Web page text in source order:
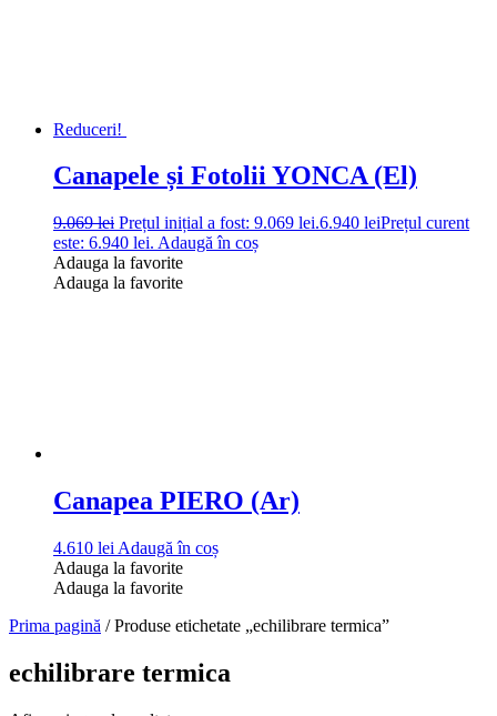
Reduceri!
Canapele și Fotolii YONCA (El)
9.069lei Prețul inițial a fost: 9.069 lei.6.940 leiPrețul curent
este: 6.940 lei. Adaugă în coș
Adauga la favorite
Adauga la favorite
Canapea PIERO (Ar)
4.610 lei Adaugă în coș
Adauga la favorite
Adauga la favorite
Prima pagină / Produse etichetate „echilibrare termica”
echilibrare termica